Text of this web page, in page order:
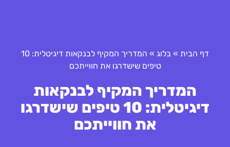
דף הבית » בלוג »
המדריך המקיף לבנקאות דיגיטלית: 10
טיפים שישדרגו את חווייתכם
המדריך המקיף לבנקאות
דיגיטלית: 10 טיפים שישדרגו
את חווייתכם